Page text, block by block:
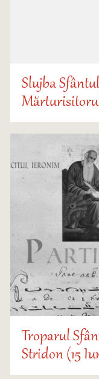
Slujba
Troparul
Stridon (15